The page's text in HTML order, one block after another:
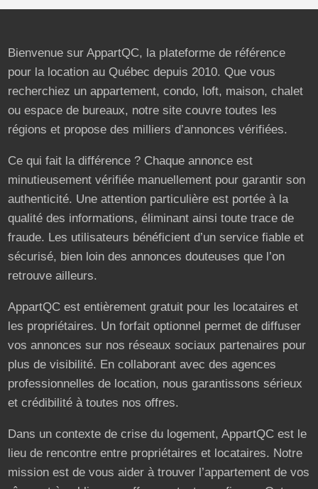
Bienvenue sur AppartQC, la plateforme de référence
pour la location au Québec depuis 2010. Que vous
recherchiez un appartement, condo, loft, maison, chalet
ou espace de bureaux, notre site couvre toutes les
régions et propose des milliers d’annonces vérifiées.
Ce qui fait la différence ? Chaque annonce est
minutieusement vérifiée manuellement pour garantir son
authenticité. Une attention particulière est portée à la
qualité des informations, éliminant ainsi toute trace de
fraude. Les utilisateurs bénéficient d’un service fiable et
sécurisé, bien loin des annonces douteuses que l’on
retrouve ailleurs.
AppartQC est entièrement gratuit pour les locataires et
les propriétaires. Un forfait optionnel permet de diffuser
vos annonces sur nos réseaux sociaux partenaires pour
plus de visibilité. En collaborant avec des agences
professionnelles de location, nous garantissons sérieux
et crédibilité à toutes nos offres.
Dans un contexte de crise du logement, AppartQC est le
lieu de rencontre entre propriétaires et locataires. Notre
mission est de vous aider à trouver l’appartement de vos